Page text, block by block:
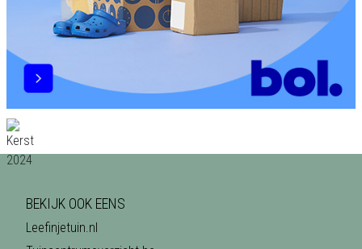
BEKIJK OOK EENS
Leefinjetuin.nl